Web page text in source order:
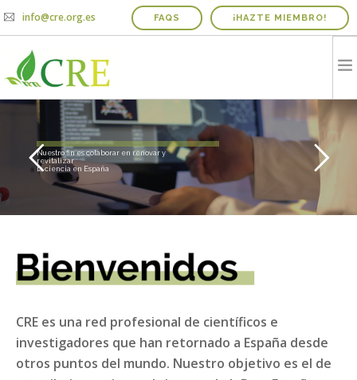
info@cre.org.es ¡HAZTE MIEMBRO!
FAQS
QUIENES SOMOS
PROYECTOS
NOTICIAS Y AGENDA
INFORME IRICIE
CONTACTO
COLABORADORES
R Profesional de
Científicos Retornados a España
Nuestro fin es colaborar en renovar y
revitalizar
la ciencia en España
CRE es una red profesional de científicos e
investigadores que han retornado a España desde
otros puntos del mundo. Nuestro objetivo es el de